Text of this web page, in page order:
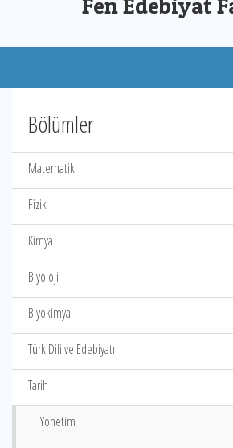
Fen Edebiyat
Bölümler
Matematik
Fizik
Kimya
Biyoloji
Biyokimya
Türk Dili ve Edebiyatı
Tarih
Yönetim